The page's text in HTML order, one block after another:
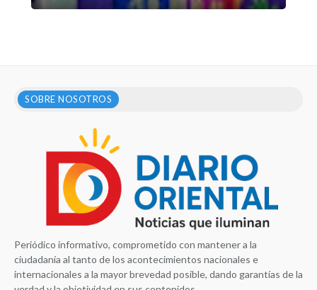
SOBRE NOSOTROS
Periódico informativo, comprometido con mantener a la
ciudadanía al tanto de los acontecimientos nacionales e
internacionales a la mayor brevedad posible, dando garantías de la